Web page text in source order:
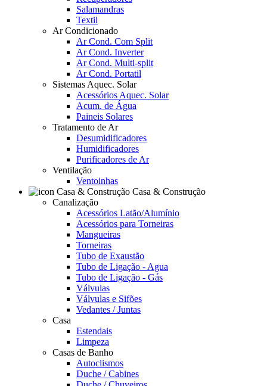
Salamandras
Textil
Ar Condicionado
Ar Cond. Com Split
Ar Cond. Inverter
Ar Cond. Multi-split
Ar Cond. Portatil
Sistemas Aquec. Solar
Acessórios Aquec. Solar
Acum. de Água
Paineis Solares
Tratamento de Ar
Desumidificadores
Humidificadores
Purificadores de Ar
Ventilação
Ventoinhas
Casa & Construção
Canalização
Acessórios Latão/Alumínio
Acessórios para Torneiras
Mangueiras
Torneiras
Tubo de Exaustão
Tubo de Ligação - Agua
Tubo de Ligação - Gás
Válvulas
Válvulas e Sifões
Vedantes / Juntas
Casa
Estendais
Limpeza
Casas de Banho
Autoclismos
Duche / Cabines